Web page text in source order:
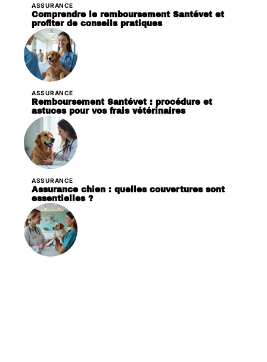
ASSURANCE
Comprendre le remboursement Santévet et
profiter de conseils pratiques
ASSURANCE
Remboursement Santévet : procédure et
astuces pour vos frais vétérinaires
ASSURANCE
Assurance chien : quelles couvertures sont
essentielles ?